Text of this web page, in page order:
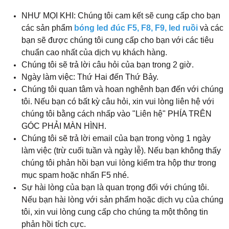
NHƯ MỌI KHI: Chúng tôi cam kết sẽ cung cấp cho bạn
các sản phẩm bóng led đúc F5, F8, F9, led ruồi và các
bạn sẽ được chúng tôi cung cấp cho bạn với các tiêu
chuẩn cao nhất của dịch vụ khách hàng.
Chúng tôi sẽ trả lời câu hỏi của bạn trong 2 giờ.
Ngày làm việc: Thứ Hai đến Thứ Bảy.
Chúng tôi quan tâm và hoan nghênh bạn đến với chúng
tôi. Nếu bạn có bất kỳ câu hỏi, xin vui lòng liên hệ với
chúng tôi bằng cách nhấp vào "Liên hệ" PHÍA TRÊN
GÓC PHẢI MÀN HÌNH.
Chúng tôi sẽ trả lời email của bạn trong vòng 1 ngày
làm việc (trừ cuối tuần và ngày lễ). Nếu bạn không thấy
chúng tôi phản hồi bạn vui lòng kiểm tra hộp thư trong
mục spam hoặc nhấn F5 nhé.
Sự hài lòng của bạn là quan trọng đối với chúng tôi.
Nếu bạn hài lòng với sản phẩm hoặc dịch vụ của chúng
tôi, xin vui lòng cung cấp cho chúng ta một thông tin
phản hồi tích cực.